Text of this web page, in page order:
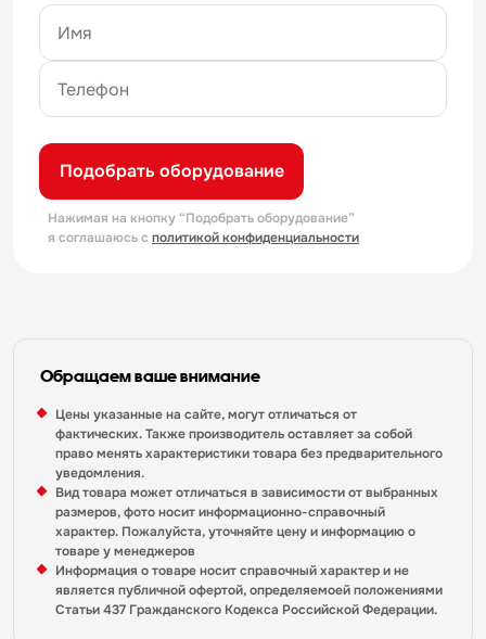
Подобрать оборудование
Нажимая на кнопку “Подобрать оборудование”
я соглашаюсь с политикой конфиденциальности
Обращаем ваше внимание
Цены указанные на сайте, могут отличаться от
фактических. Также производитель оставляет за собой
право менять характеристики товара без предварительного
уведомления.
Вид товара может отличаться в зависимости от выбранных
размеров, фото носит информационно-справочный
характер. Пожалуйста, уточняйте цену и информацию о
товаре у менеджеров
Информация о товаре носит справочный характер и не
является публичной офертой, определяемоей положениями
Статьи 437 Гражданского Кодекса Российской Федерации.